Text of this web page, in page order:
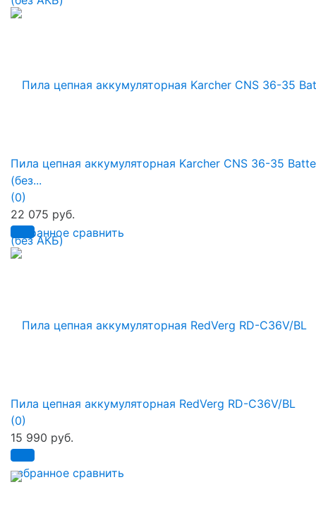
избранное сравнить
Пила цепная аккумуляторная Karcher CNS 36-35
(без...
(0)
22 075 руб.
избранное сравнить
Пила цепная аккумуляторная RedVerg RD-C36V/BL
(0)
15 990 руб.